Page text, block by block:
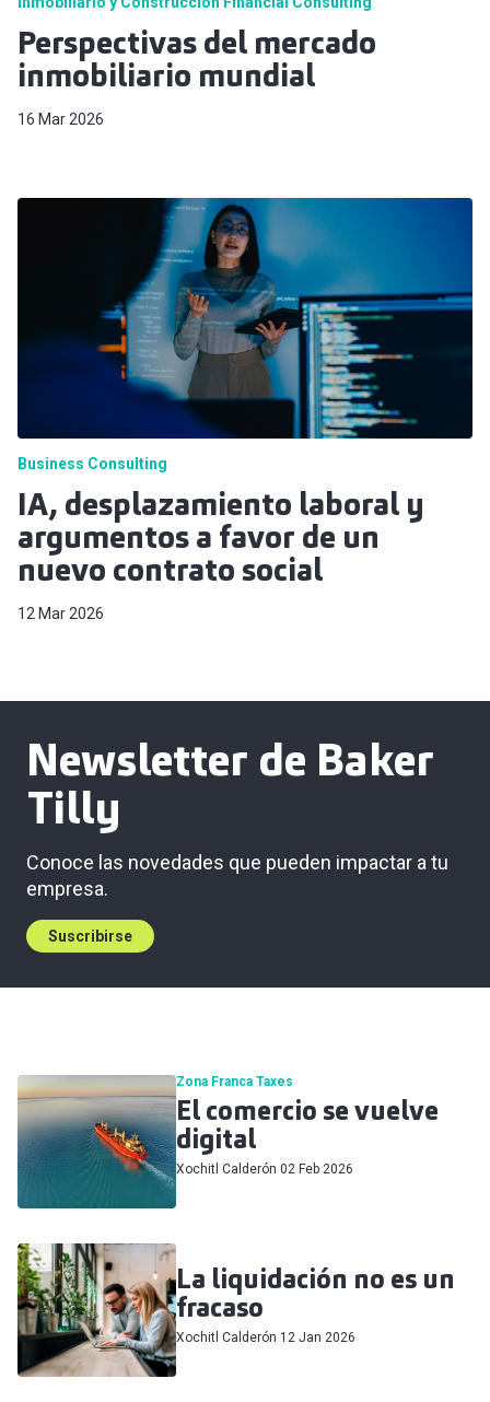
Perspectivas del mercado
inmobiliario mundial
16 Mar 2026
Business Consulting
IA, desplazamiento laboral y
argumentos a favor de un
nuevo contrato social
12 Mar 2026
Newsletter de Baker
Tilly
Conoce las novedades que pueden impactar a tu
empresa.
Suscribirse
Zona Franca Taxes
El comercio se vuelve
digital
Xochitl Calderón 02 Feb 2026
La liquidación no es un
fracaso
Xochitl Calderón 12 Jan 2026